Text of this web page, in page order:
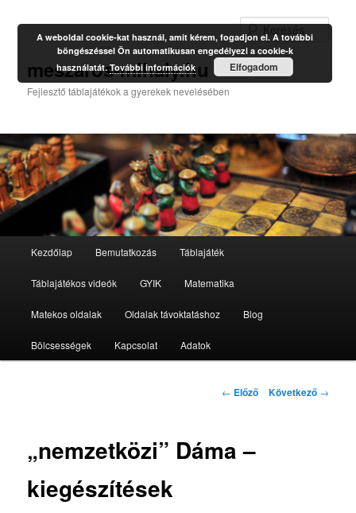
meszaros-mihaly.hu
Fejlesztő táblajátékok a gyerekek nevelésében
Tovább
az
elsődleges
tartalomra
Kezdőlap Bemutatkozás Táblajáték
Táblajátékos videók GYIK Matematika
Matekos oldalak Oldalak távoktatáshoz Blog
Bölcsességek Kapcsolat Adatok
Bejegyzés
← Előző Következő →
„nemzetközi” Dáma –
kiegészítések
A weboldal cookie-kat használ, amit kérem, fogadjon el. A további
böngészéssel Ön automatikusan engedélyezi a cookie-k
használatát.További információk Elfogadom